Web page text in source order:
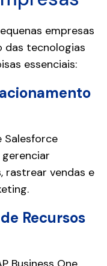
empresas
das tecnologias
essenciais:
Salesforce
rastrear vendas e
Recursos